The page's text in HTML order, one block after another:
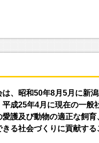
、昭和50年8月5月に新
平成25年4月に現在の一般
護及び動物の適正な飼育
る社会づくりに貢献する